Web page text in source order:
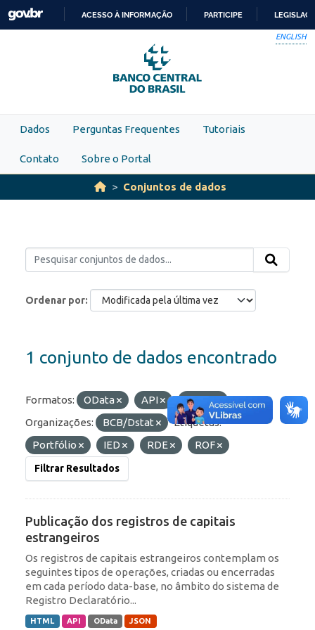
Skip to main content
PARA
O
CONTEÚDO
ACESSO À INFORMAÇÃO PARTICIPE
ENGLISH
Dados Perguntas Frequentes Tutoriais
Contato Sobre o Portal
Conjuntos de dados
Ordenar por
1 conjunto de dados encontrado
Formatos: OData API
HTML
Organizações:
BCB/Dstat
Etiquetas:
Portfólio
IED RDE ROF
Filtrar Resultados
Publicação dos registros de capitais
estrangeiros
Os registros de capitais estrangeiros contemplam os
seguintes tipos de operações, criadas ou encerradas
em cada período data-base, no âmbito do sistema de
Registro Declaratório...
HTML API OData JSON